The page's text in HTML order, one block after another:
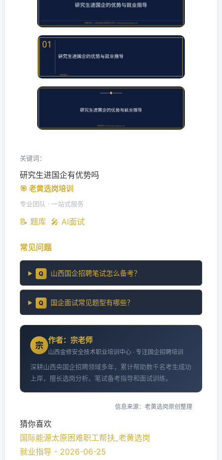
关键词：
研究生进国企有优势吗
🎯 老黄选岗培训
专业团队 · 一站式服务
📝 题库 🎤 AI面试
常见问题
Q 山西国企招聘笔试怎么备考？
Q 国企面试常见题型有哪些？
宗
作者：宗老师
山西金修安全技术职业培训中心 · 专注国企招聘培训
深耕山西央国企招聘领域多年，累计帮助数千名考生成功
上岸，擅长选岗分析、笔试备考指导和面试训练。
信息来源：老黄选岗原创整理
猜你喜欢
国际能源太原困难职工帮扶_老黄选岗
就业指导 - 2026-06-25